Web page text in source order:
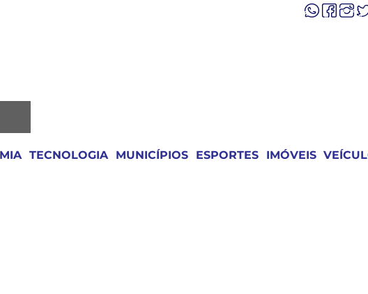
TECNOLOGIA MUNICÍPIOS ESPORTES IMÓVEIS